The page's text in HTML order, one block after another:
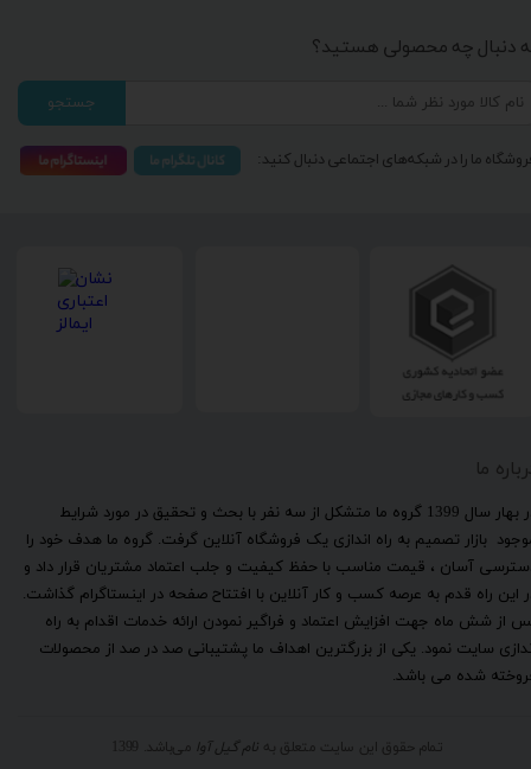
ما
​در بهار سال 1399 گروه ما متشکل از سه نفر با بحث و تحقیق در مورد شرایط
بازار تصمیم به راه اندازی یک فروشگاه آنلاین گرفت. گروه ما هدف خود را
آسان ، قیمت مناسب با حفظ کیفیت و جلب اعتماد مشتریان قرار داد و
این راه قدم به عرصه کسب و کار آنلاین با افتتاح صفحه در اینستاگرام گذاشت.
از شش ماه جهت افزایش اعتماد و فراگیر نمودن ارائه خدمات اقدام به راه
سایت نمود. یکی از بزرگترین اهداف ما پشتیبانی صد در صد از محصولات
شده می باشد.
تمام حقوق این سایت متعلق به نام گیل آوا می‌باشد. 1399
دنبال چه محصولی هستید؟
جستجو
ما را در شبکه‌های اجتماعی دنبال کنید: